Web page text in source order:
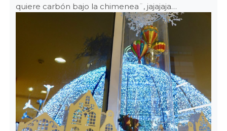
quiere carbón bajo la chimenea¨, jajajaja…